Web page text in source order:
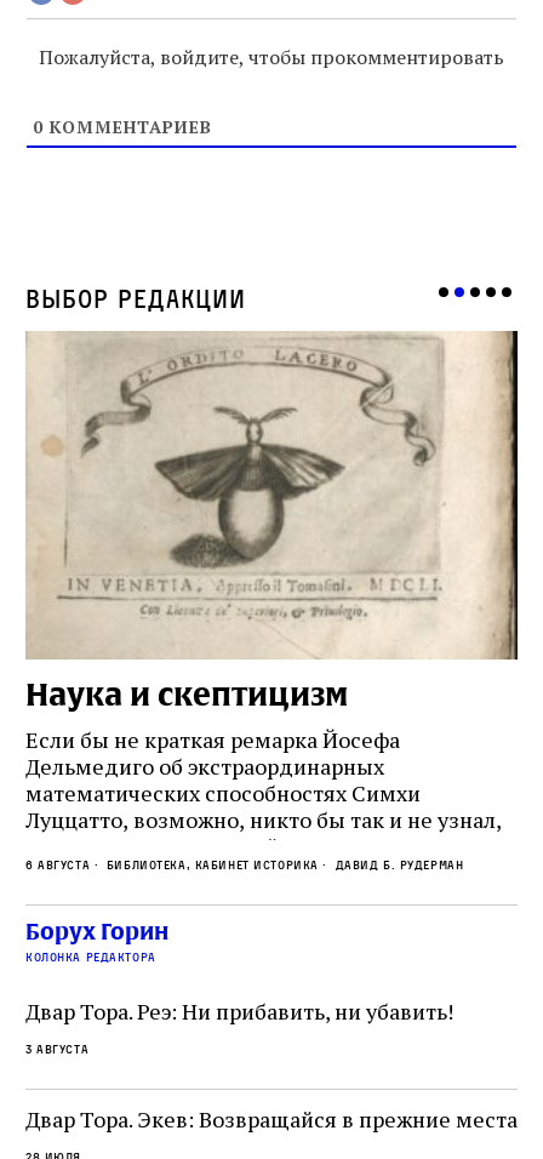
Пожалуйста, войдите, чтобы прокомментировать
0 КОММЕНТАРИЕВ
Выбор редакции
Наука и скептицизм
Если бы не краткая ремарка Йосефа
Дельмедиго об экстраординарных
математических способностях Симхи
Луццатто, возможно, никто бы так и не узнал,
что этот эрудированный и несколько
сварливый венецианский талмудист имел
какое‑то отношение к научной деятельности.
На протяжении почти шестидесяти лет,
вплоть до своей кончины, Луццатто был
6 августа Библиотека, кабинет историка Давид Б. Рудерман
Борух Горин
колонка редактора
Двар Тора. Реэ: Ни прибавить, ни убавить!
3 августа
Двар Тора. Экев: Возвращайся в прежние места